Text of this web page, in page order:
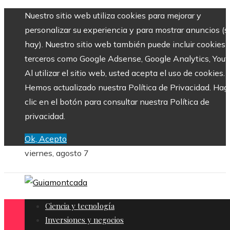
Nuestro sitio web utiliza cookies para mejorar y
personalizar su experiencia y para mostrar anuncios
hay). Nuestro sitio web también puede incluir cookies
terceros como Google Adsense, Google Analytics,
Al utilizar el sitio web, usted acepta el uso de cookies.
Hemos actualizado nuestra Política de Privacidad.
clic en el botón para consultar nuestra Política de
privacidad.
Ok, Acepto
viernes, agosto 7
Ciencia y tecnología
Inversiones y negocios